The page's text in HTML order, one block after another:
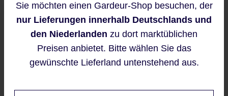
Benachrichtigen Sie mich
Diese Seite ist durch reCAPTCHA
geschützt und es gelten die
Datenschutzrichtlinieund
Mit dem Senden Ihrer E-
Sie möchten einen Gardeur-Shop besuchen, der
nur Lieferungen innerhalb Deutschlands und
den Niederlanden zu dort marktüblichen
Preisen anbietet. Bitte wählen Sie das
gewünschte Lieferland untenstehend aus.
Diese Website verwendet Cookies,
um eine bestmögliche Erfahrung
bieten zu können.